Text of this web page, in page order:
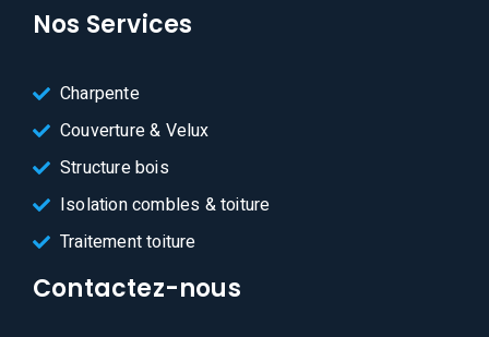
Nos Services
Charpente
Couverture & Velux
Structure bois
Isolation combles & toiture
Traitement toiture
Contactez-nous